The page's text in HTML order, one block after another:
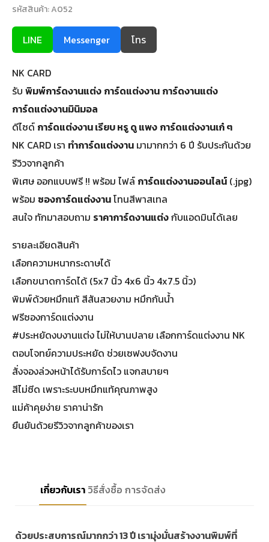
รหัสสินค้า: A052
LINE Messenger โทร
NK CARD
รับ พิมพ์การ์ดงานแต่ง การ์ดแต่งงาน การ์ดงานแต่ง
การ์ดแต่งงานมินิมอล
ดีไซด์ การ์ดแต่งงาน เรียบ หรู ดู แพง การ์ดแต่งงานเก๋ ๆ
NK CARD เรา ทำการ์ดแต่งงาน มามากกว่า 6 ปี รับประกันด้วย
รีวิวจากลูกค้า
พิเศษ ออกแบบฟรี !! พร้อม ไฟล์ การ์ดแต่งงานออนไลน์ (.jpg)
พร้อม ซองการ์ดแต่งงานโทนสีพาสเทล
สนใจ ทักมาสอบถาม ราคาการ์ดงานแต่งกับแอดมินได้เลย
รายละเอียดสินค้า
เลือกความหนากระดาษได้
เลือกขนาดการ์ดได้ (5x7 นิ้ว 4x6 นิ้ว 4x7.5 นิ้ว)
พิมพ์ด้วยหมึกแท้ สีสันสวยงาม หมึกกันน้ำ
ฟรีซองการ์ดแต่งงาน
#ประหยัดงบงานแต่ง ไม่ให้บานปลาย เลือกการ์ดแต่งงาน NK
ตอบโจทย์ความประหยัด ช่วยเซฟงบจัดงาน
สั่งจองล่วงหน้าได้รับการ์ดไว แจกสบายๆ
สีไม่ซีด เพราะระบบหมึกแท้คุณภาพสูง
แม่ค้าคุยง่าย ราคาน่ารัก
ยืนยันด้วยรีวิวจากลูกค้าของเรา
เกี่ยวกับเรา วิธีสั่งซื้อ การจัดส่ง
ด้วยประสบการณ์มากกว่า 13 ปี เรามุ่งมั่นสร้างงานพิมพ์ที่